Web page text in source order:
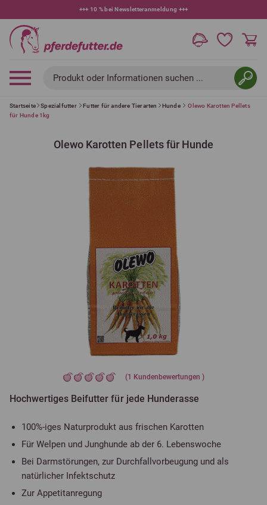
+++ 10 % bei Newsletteranmeldung +++
Produkt oder Informationen suchen ...
Startseite Spezialfutter Futter für andere Tierarten Hunde
Olewo Karotten Pellets
für Hunde 1kg
Olewo Karotten Pellets für Hunde
(1 Kundenbewertungen )
Hochwertiges Beifutter für jede Hunderasse
100%-iges Naturprodukt aus frischen Karotten
Für Welpen und Junghunde ab der 6. Lebenswoche
Bei Darmstörungen, zur Durchfallvorbeugung und als
natürlicher Infektschutz
Zur Appetitanregung